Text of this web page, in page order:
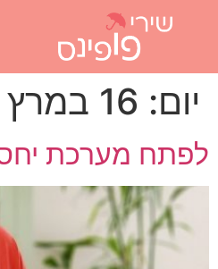
יום: 16 במרץ 2023
לפתח מערכת